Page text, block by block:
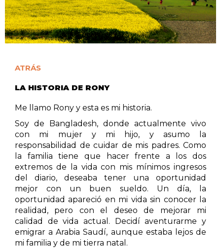
ATRÁS
LA HISTORIA DE RONY
Me llamo Rony y esta es mi historia.
Soy de Bangladesh, donde actualmente vivo
con mi mujer y mi hijo, y asumo la
responsabilidad de cuidar de mis padres. Como
la familia tiene que hacer frente a los dos
extremos de la vida con mis mínimos ingresos
del diario, deseaba tener una oportunidad
mejor con un buen sueldo. Un día, la
oportunidad apareció en mi vida sin conocer la
realidad, pero con el deseo de mejorar mi
calidad de vida actual. Decidí aventurarme y
emigrar a Arabia Saudí, aunque estaba lejos de
mi familia y de mi tierra natal.